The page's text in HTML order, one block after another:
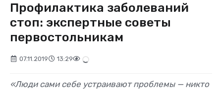
Профилактика заболеваний
стоп: экспертные советы
первостольникам
07.11.2019 13:29
«Люди сами себе устраивают проблемы — никто